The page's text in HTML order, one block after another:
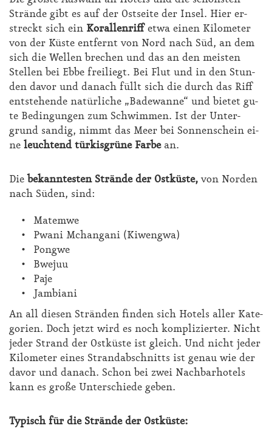
Strän­de gibt es auf der Ost­sei­te der In­sel. Hier er­
streckt sich ein Ko­ral­len­riff et­wa ei­nen Ki­lo­me­ter
von der Küs­te ent­fernt von Nord nach Süd, an dem
sich die Wel­len bre­chen und das an den meis­ten
Stel­len bei Eb­be frei­liegt. Bei Flut und in den Stun­
den da­vor und da­nach füllt sich die durch das Riff
ent­ste­hen­de na­tür­li­che „Ba­de­wan­ne“ und bie­tet gu­
te Be­din­gun­gen zum Schwim­men. Ist der Un­ter­
grund san­dig, nimmt das Meer bei Son­nen­schein ei­
ne leuch­tend tür­kis­grü­ne Far­be an.
Die be­kann­tes­ten Strän­de der Ost­küs­te, von Nor­den
nach Sü­den, sind:
Matemwe
Pwani Mchangani (Kiwengwa)
Pongwe
Bwejuu
Paje
Jambiani
An all die­sen Strän­den fin­den sich Ho­tels al­ler Ka­te­
go­ri­en. Doch jetzt wird es noch kom­pli­zier­ter. Nicht
je­der Strand der Ost­küs­te ist gleich. Und nicht je­der
Ki­lo­me­ter ei­nes Strand­ab­schnitts ist ge­nau wie der
da­vor und da­nach. Schon bei zwei Nach­bar­ho­tels
kann es gro­ße Un­ter­schie­de ge­ben.
Ty­pisch für die Strän­de der Ost­küs­te: